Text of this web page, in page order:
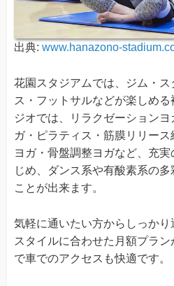
出典: www.hanazono-
花園スタジアムでは、ジム・
ス・フットサルなどが楽しめ
ジオでは、リラクゼーション
ガ・ピラティス・筋膜リリー
ヨガ・骨盤調整ヨガなど、充
じめ、ダンス系や有酸素系の
ことが出来ます。
気軽に通いたい方からしっか
スタイルに合わせた月額プラ
で車でのアクセスも快適です。